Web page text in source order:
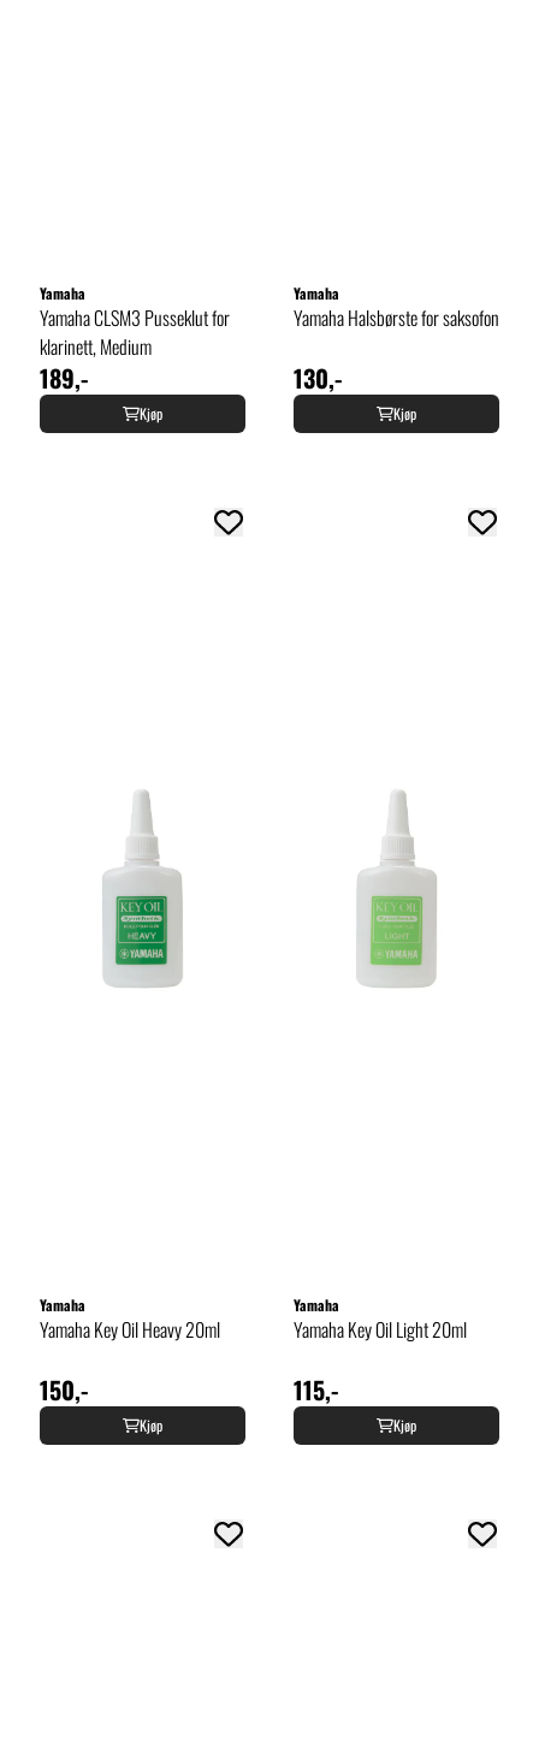
Yamaha
Yamaha CLSM3 Pusseklut for
klarinett, Medium
189,-
Kjøp
Yamaha
Yamaha Halsbørste for saksofon
130,-
Kjøp
Yamaha
Yamaha Key Oil Heavy 20ml
150,-
Kjøp
Yamaha
Yamaha Key Oil Light 20ml
115,-
Kjøp